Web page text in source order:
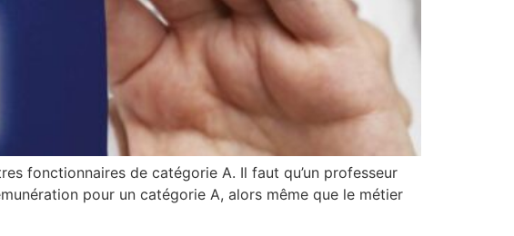
fonctionnaires de catégorie A. Il faut qu’un professeur
pour un catégorie A, alors même que le métier